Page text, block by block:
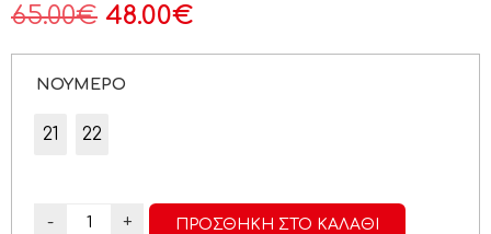
65.00€ 48.00€
ΝΟΥΜΕΡΟ
21 22
- + ΠΡΟΣΘΉΚΗ ΣΤΟ ΚΑΛΆΘΙ